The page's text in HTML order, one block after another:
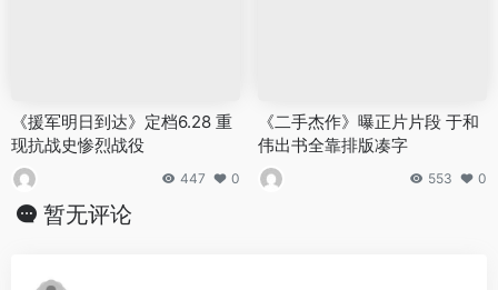
《援军明日到达》定档6.28 重
现抗战史惨烈战役
447 0
《二手杰作》曝正片片段 于和
伟出书全靠排版凑字
553 0
暂无评论